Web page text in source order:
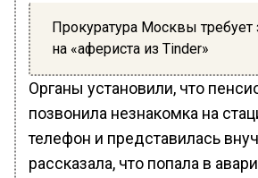
Прокуратура Москвы требует
на «афериста из Tinder»
Органы установили, что
позвонила незнакомка на
телефон и представилась
рассказала, что попала в